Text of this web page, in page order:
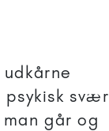
svær
går og